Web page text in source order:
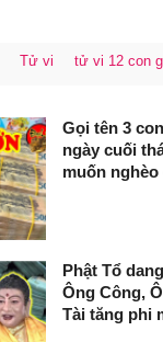
Tử vi tử vi 12 con
Gọi tên 3
ngày cuối
muốn
Phật Tổ
Ông Công,
Tài tăng phi